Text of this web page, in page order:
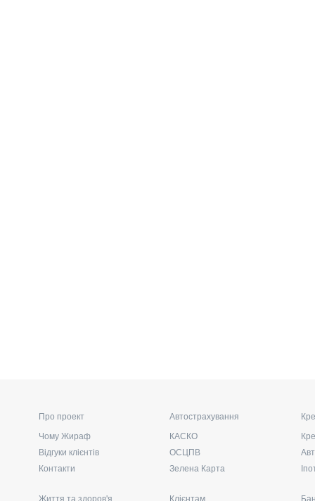
Про проект
Чому Жираф
Відгуки клієнтів
Контакти
Автострахування
КАСКО
ОСЦПВ
Зелена Карта
Життя та здоров'я Клієнтам